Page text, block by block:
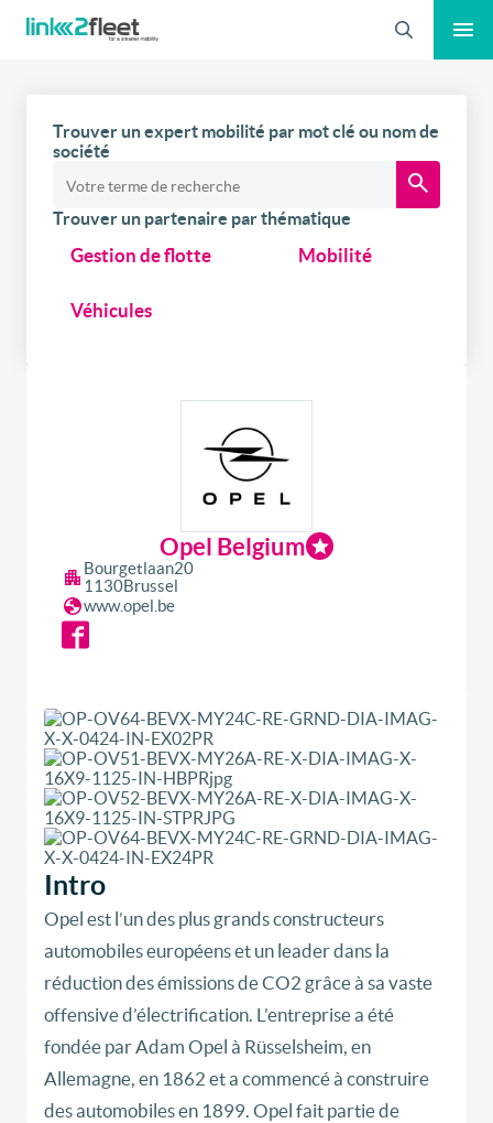
Recherche
Trouver un expert mobilité par mot clé ou nom de
société
Trouver un partenaire par thématique
Gestion de flotte Mobilité
Véhicules
Opel Belgium
Bourgetlaan20
1130Brussel
www.opel.be
Intro
Opel est l’un des plus grands constructeurs
automobiles européens et un leader dans la
réduction des émissions de CO2 grâce à sa vaste
offensive d’électrification. L’entreprise a été
fondée par Adam Opel à Rüsselsheim, en
Allemagne, en 1862 et a commencé à construire
des automobiles en 1899. Opel fait partie de